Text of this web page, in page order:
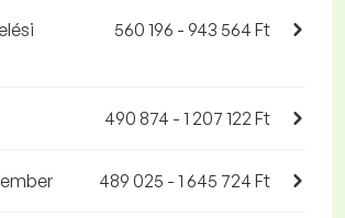
560 196 - 943 564 Ft
490 874 - 1 207 122 Ft
489 025 - 1 645 724 Ft